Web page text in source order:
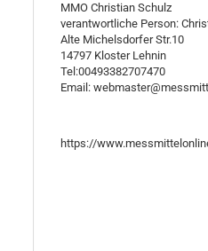
MMO Christian Schulz
verantwortliche Person:
Alte Michelsdorfer Str.10
14797 Kloster Lehnin
Tel:00493382707470
Email:
https://